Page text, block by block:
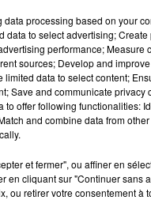
data processing based on your
data to select advertising;
performance;
sources; Develop and
data to select content;
Save and communicate
to offer following functionalities:
and combine data from
et fermer", ou affiner en
en cliquant sur "Continuer sans
ou retirer votre consentement